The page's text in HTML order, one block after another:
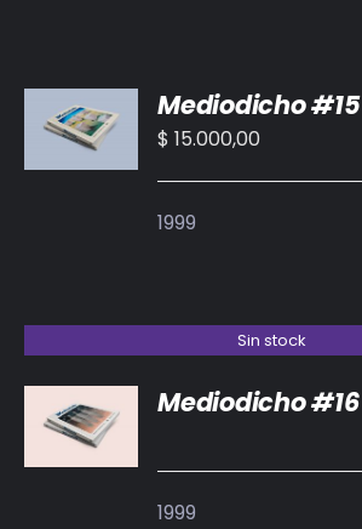
AL
CARRITO
/
Mediodicho #15
$ 15.000,00
1999
Sin stock
DETALLES
Mediodicho #16
1999